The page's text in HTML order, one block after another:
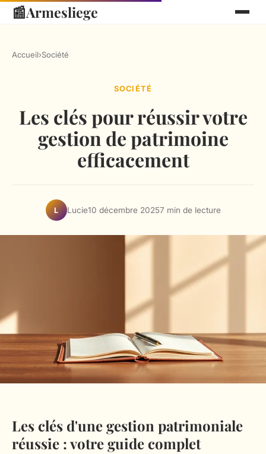
📰Armesliege
Accueil›Société
SOCIÉTÉ
Les clés pour réussir votre
gestion de patrimoine
efficacement
L Lucie10 décembre 20257 min de lecture
Les clés d'une gestion patrimoniale
réussie : votre guide complet